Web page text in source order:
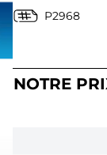
P2968
NOTRE